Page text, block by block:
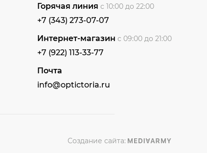
Горячая линия с 10:00 до 22:00
+7 (343) 273-07-07
Интернет-магазин с 09:00 до 21:00
+7 (922) 113-33-77
Почта
info@optictoria.ru
Создание сайта: